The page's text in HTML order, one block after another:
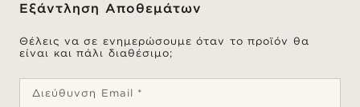
Εξάντληση Αποθεμάτων
Θέλεις να σε ενημερώσουμε όταν το προϊόν θα
είναι και πάλι διαθέσιμο;
Διεύθυνση Email *